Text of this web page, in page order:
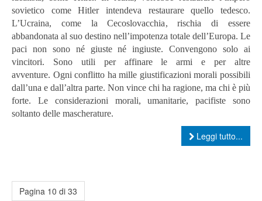
sovietico come Hitler intendeva restaurare quello tedesco.
L’Ucraina, come la Cecoslovacchia, rischia di essere
abbandonata al suo destino nell’impotenza totale dell’Europa. Le
paci non sono né giuste né ingiuste. Convengono solo ai
vincitori. Sono utili per affinare le armi e per altre
avventure. Ogni conflitto ha mille giustificazioni morali possibili
dall’una e dall’altra parte. Non vince chi ha ragione, ma chi è più
forte. Le considerazioni morali, umanitarie, pacifiste sono
soltanto delle mascherature.
Leggi tutto...
Pagina 10 di 33